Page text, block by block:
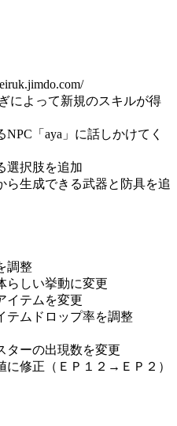
によって新規のスキルが得
「aya」に話しかけてく
選択肢を追加
ら生成できる武器と防具を追
調整
らしい挙動に変更
イテムを変更
テムドロップ率を調整
ターの出現数を変更
に修正（ＥＰ１２→ＥＰ２）